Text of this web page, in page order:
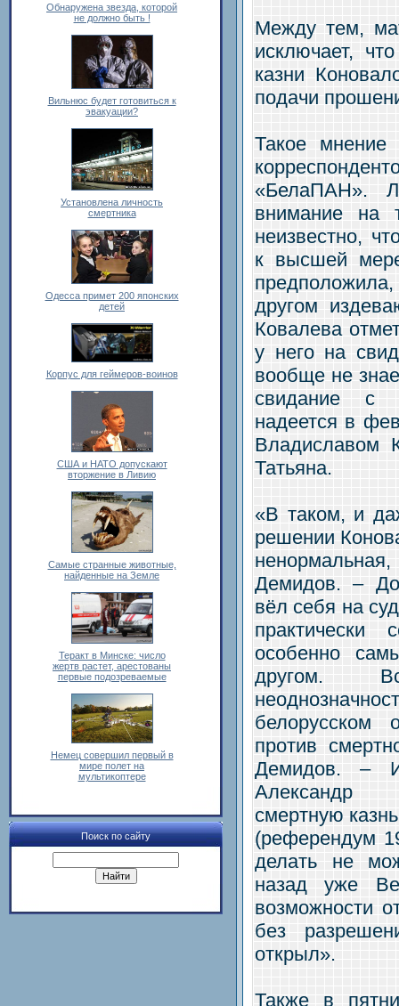
Обнаружена звезда, которой
не должно быть !
Вильнюс будет готовиться к
эвакуации?
Установлена личность
смертника
Одесса примет 200 японских
детей
Корпус для геймеров-воинов
США и НАТО допускают
вторжение в Ливию
Самые странные животные,
найденные на Земле
Теракт в Минске: число
жертв растет, арестованы
первые подозреваемые
Немец совершил первый в
мире полет на
мультикоптере
Поиск по сайту
Между тем,
исключает,
казни
подачи
Такое
«БелаПАН».
внимание на
неизвестно,
к высшей
другом
Ковалева
у него на
вообще не
свидание с
надеется в
Владиславом
Татьяна.
«В таком, и
решении
Демидов. –
вёл себя на
особенно
другом.
белорусском
против
Демидов. –
Александр
смертную
(референдум
делать не
назад уже
возможности
без
открыл».
Также в